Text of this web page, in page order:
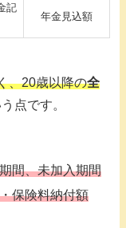
記
年金見込額
、20歳以降の全
点です。
間、未加入期間
保険料納付額